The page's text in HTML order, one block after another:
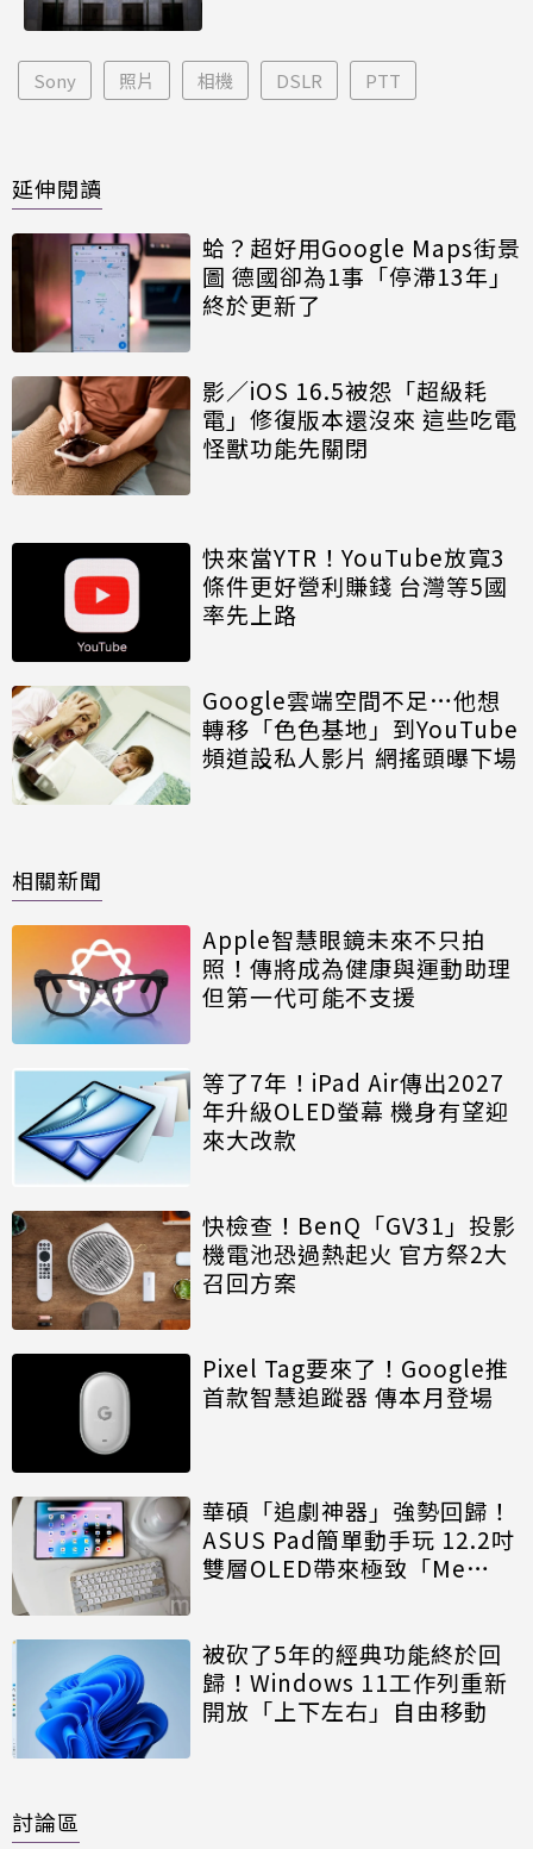
Sony 照片 相機 DSLR PTT
延伸閱讀
蛤？超好用Google Maps街景
圖 德國卻為1事「停滯13年」
終於更新了
影／iOS 16.5被怨「超級耗
電」修復版本還沒來 這些吃電
怪獸功能先關閉
快來當YTR！YouTube放寬3
條件更好營利賺錢 台灣等5國
率先上路
Google雲端空間不足…他想
轉移「色色基地」到YouTube
頻道設私人影片 網搖頭曝下場
相關新聞
Apple智慧眼鏡未來不只拍
照！傳將成為健康與運動助理
但第一代可能不支援
等了7年！iPad Air傳出2027
年升級OLED螢幕 機身有望迎
來大改款
快檢查！BenQ「GV31」投影
機電池恐過熱起火 官方祭2大
召回方案
Pixel Tag要來了！Google推
首款智慧追蹤器 傳本月登場
華碩「追劇神器」強勢回歸！
ASUS Pad簡單動手玩 12.2吋
雙層OLED帶來極致「Me
被砍了5年的經典功能終於回
歸！Windows 11工作列重新
開放「上下左右」自由移動
討論區